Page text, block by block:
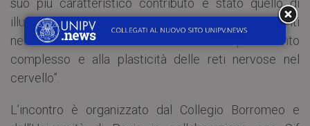
illuminare come i meccanismi non lineari nei dendriti
neuronali contribuiscono al comportamento
complesso e alla plasticità delle reti nervose nel
cervello”.
L’incontro è organizzato dal Collegio Borromeo e